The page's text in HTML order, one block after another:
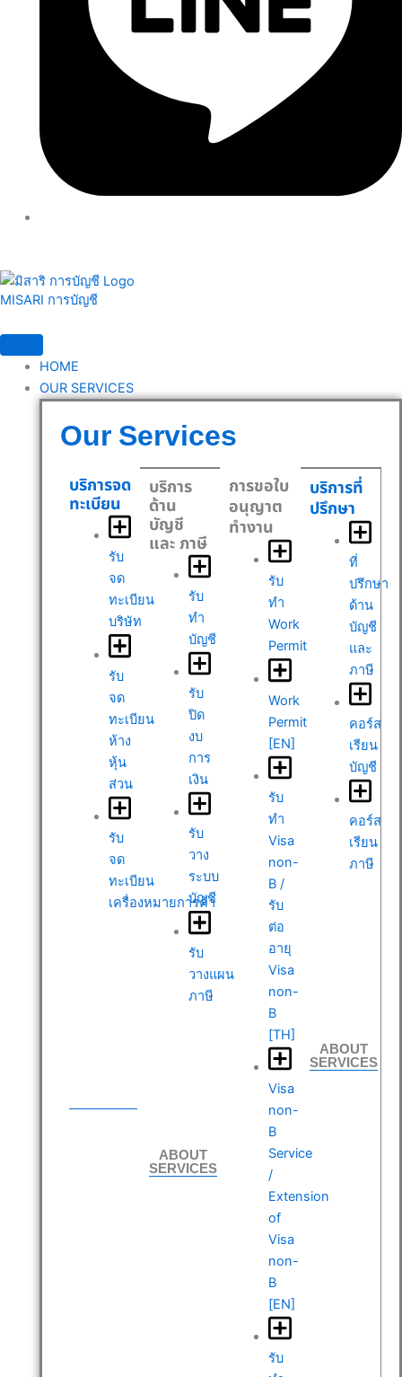
MISARI การบัญชี
HOME
OUR SERVICES
Our Services
บริการจด
ทะเบียน
รับ
จด
ทะเบียน
บริษัท
รับ
จด
ทะเบียน
ห้าง
หุ้น
ส่วน
รับ
จด
ทะเบียน
เครื่องหมายการค้า
บริการ
ด้าน
บัญชี
และ ภาษี
รับ
ทำ
บัญชี
รับ
ปิด
งบ
การ
เงิน
รับ
วาง
ระบบ
บัญชี
รับ
วางแผน
ภาษี
ABOUT
SERVICES
การขอใบ
อนุญาต
ทำงาน
รับ
ทำ
Work
Permit
Work
Permit
[EN]
รับ
ทำ
Visa
non-
B /
รับ
ต่อ
อายุ
Visa
non-
B
[TH]
Visa
non-
B
Service
/
Extension
of
Visa
non-
B
[EN]
รับ
บริการที่
ปรึกษา
ที่
ปรึกษา
ด้าน
บัญชี
และ
ภาษี
คอร์ส
เรียน
บัญชี
คอร์ส
เรียน
ภาษี
ABOUT
SERVICES